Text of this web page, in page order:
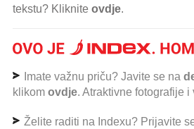
tekstu? Kliknite ovdje.
Imate važnu priču? Javite se na
klikom ovdje. Atraktivne fotografije
Želite raditi na Indexu? Prijavite